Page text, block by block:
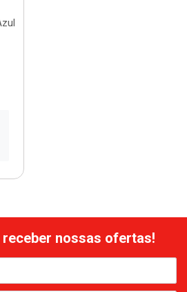
nossas ofertas!